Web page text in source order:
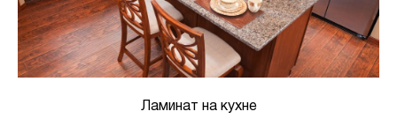
Ламинат на кухне